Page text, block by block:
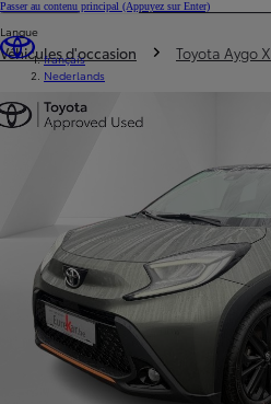
Passer au contenu principal (Appuyez sur Enter)
Professionnel
Langue
français
Nederlands
Vous êtes ici
Véhicules d'occasion Toyota Aygo X